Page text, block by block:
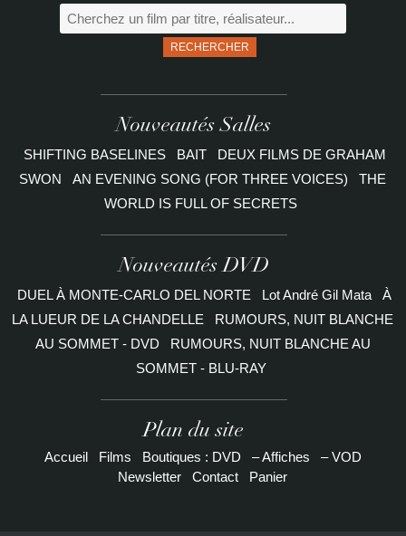
RECHERCHER
Nouveautés Salles
SHIFTING BASELINES BAIT
DEUX FILMS DE GRAHAM
SWON
AN EVENING SONG (FOR THREE VOICES)
THE
WORLD IS FULL OF SECRETS
Nouveautés DVD
DUEL À MONTE-CARLO DEL NORTE Lot André Gil Mata
À
LA LUEUR DE LA CHANDELLE
RUMOURS, NUIT BLANCHE
AU SOMMET - DVD
RUMOURS, NUIT BLANCHE AU
SOMMET - BLU-RAY
Plan du site
Accueil Films Boutiques : DVD – Affiches
– VOD
Newsletter
Contact Panier